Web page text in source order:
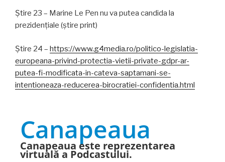
Știre 23 – Marine Le Pen nu va putea candida la
prezidențiale (știre print)
Știre 24 – https://www.g4media.ro/politico-legislatia-
europeana-privind-protectia-vietii-private-gdpr-ar-
putea-fi-modificata-in-cateva-saptamani-se-
intentioneaza-reducerea-birocratiei-confidentia.html
Canapeaua
Canapeaua este reprezentarea
virtuală a Podcastului.